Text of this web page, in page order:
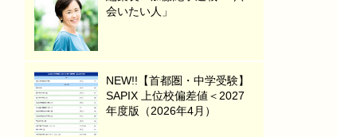
会いたい人」
NEW!!【首都圏・中学受験】
SAPIX 上位校偏差値＜2027
年度版（2026年4月）